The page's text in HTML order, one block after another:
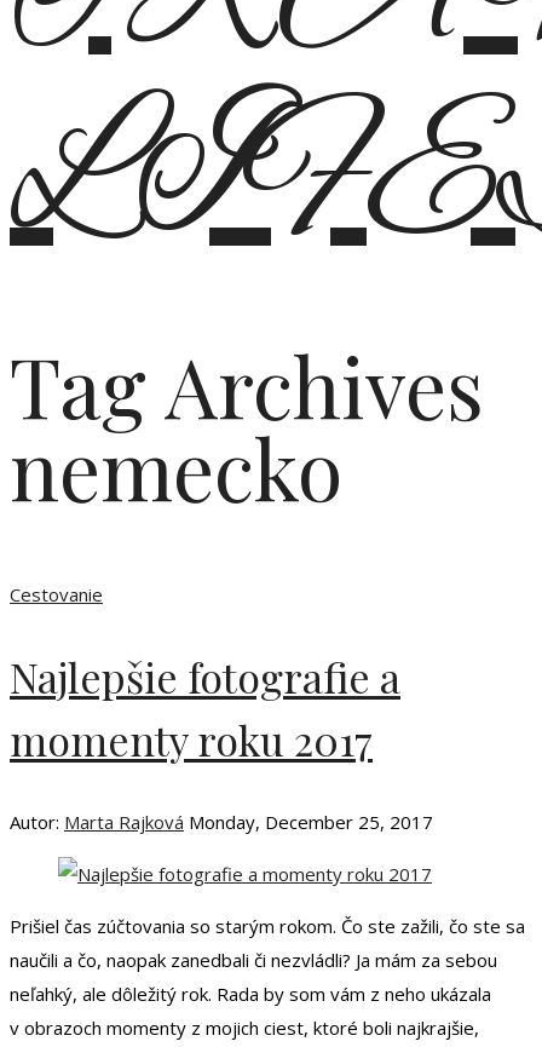
Tag Archives
nemecko
Cestovanie
Najlepšie fotografie a
momenty roku 2017
Autor: Marta Rajková Monday, December 25, 2017
Prišiel čas zúčtovania so starým rokom. Čo ste zažili, čo ste sa
naučili a čo, naopak zanedbali či nezvládli? Ja mám za sebou
neľahký, ale dôležitý rok. Rada by som vám z neho ukázala
v obrazoch momenty z mojich ciest, ktoré boli najkrajšie,